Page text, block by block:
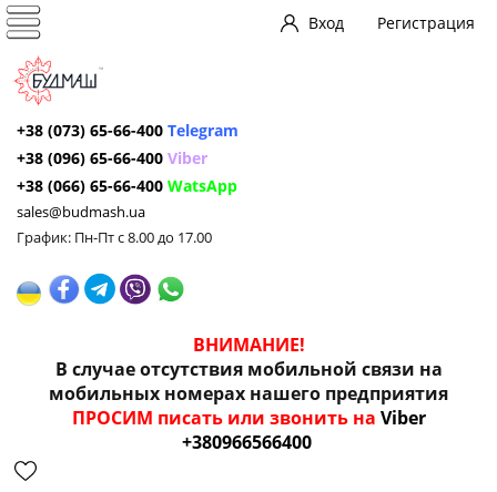
Вход Регистрация
+38 (073) 65-66-400 Telegram
+38 (096) 65-66-400 Viber
+38 (066) 65-66-400 WatsApp
sales@budmash.ua
График: Пн-Пт с 8.00 до 17.00
ВНИМАНИЕ!
В случае отсутствия мобильной связи на
мобильных номерах нашего предприятия
ПРОСИМ писать или звонить на Viber
+380966566400